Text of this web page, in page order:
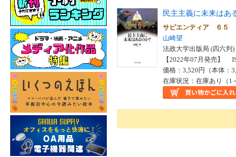
民主主義に未来はあ
サピエンティア ６５
山崎望
法政大学出版局 (四六判)
【2022年07月発売】
価格：3,520円（本体：
在庫状況：在庫あり（1